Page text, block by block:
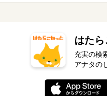
はたら
充実の検
アナタの